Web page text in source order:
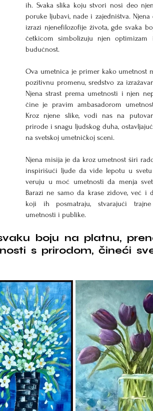
ih. Svaka slika koju stvori nosi deo
poruke ljubavi, nade i zajedništva. Njena
izrazi njenefilozofije života, gde svaka
četkicom simbolizuju njen
budućnost.
Ova umetnica je primer kako umetnost
pozitivnu promenu, sredstvo za
Njena strast prema umetnosti i njen
čine je pravim ambasadorom
Kroz njene slike, vodi nas na
prirode i snagu ljudskog duha,
na svetskoj umetničkoj sceni.
Njena misija je da kroz umetnost širi
inspirišući ljude da vide lepotu u
veruju u moć umetnosti da menja
Barazi ne samo da krase zidove, već i
koji ih posmatraju, stvarajući
umetnosti i publike.
boju na platnu,
s prirodom, čineći